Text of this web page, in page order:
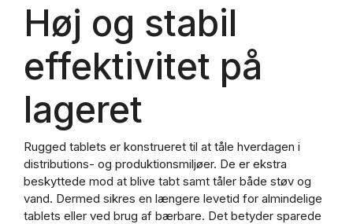
Høj og stabil
effektivitet på
lageret
Rugged tablets er konstrueret til at tåle hverdagen i
distributions- og produktionsmiljøer. De er ekstra
beskyttede mod at blive tabt samt tåler både støv og
vand. Dermed sikres en længere levetid for almindelige
tablets eller ved brug af bærbare. Det betyder sparede